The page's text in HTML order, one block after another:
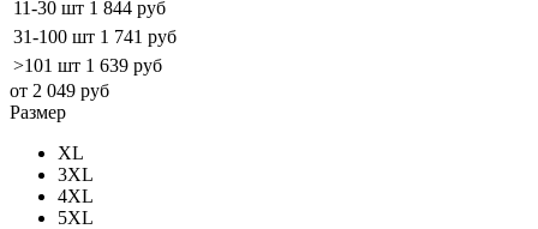
11-30 шт 1 844 руб
31-100 шт 1 741 руб
>101 шт 1 639 руб
от 2 049 руб
Размер
XL
3XL
4XL
5XL